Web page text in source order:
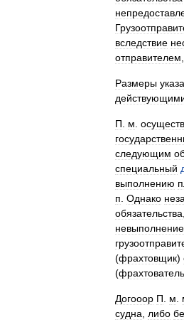
вследствие
отправителем
Размеры
П м
следующим
специальный
выполнению
п Однако
обязательства
невыполнение
(фрахтовщик)
(фрахтователь
Догооор П м
судна
либо